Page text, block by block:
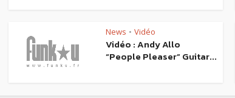
News • Vidéo
Vidéo : Andy Allo
“People Pleaser” Guitar...